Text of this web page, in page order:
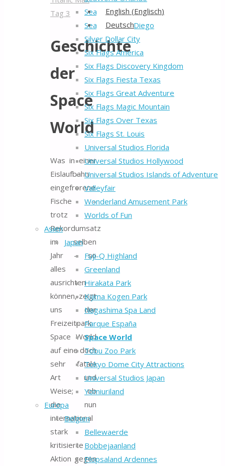
SeaWorld San Antonio
SeaWorld San Diego
Silver Dollar City
Six Flags America
Six Flags Discovery Kingdom
Six Flags Fiesta Texas
Six Flags Great Adventure
Six Flags Magic Mountain
Six Flags Over Texas
Six Flags St. Louis
Universal Studios Florida
Universal Studios Hollywood
Universal Studios Islands of Adventure
Valleyfair
Wonderland Amusement Park
Worlds of Fun
Asien
Japan
Fuji-Q Highland
Greenland
Hirakata Park
Kijima Kogen Park
Nagashima Spa Land
Parque España
Space World
Tobu Zoo Park
Tokyo Dome City Attractions
Universal Studios Japan
Yomiuriland
Europa
Belgien
Bellewaerde
Bobbejaanland
Plopsaland Ardennes
Tag 3
Geschichte
der
Space
World
Was in einer
Eislaufbahn
eingefrorene
Fische –
trotz
Rekordumsatz
im selben
Jahr – so
alles
ausrichten
können, zeigt
uns der
Freizeitpark
Space World
auf eine doch
sehr fatale
Art und
Weise; ob
die nun
international
stark
kritisierte
Aktion gegen
Back
to
Top
English (Englisch)
Deutsch